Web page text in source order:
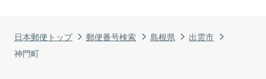
日本郵便トップ 郵便番号検索 島根県
出雲市
神門町